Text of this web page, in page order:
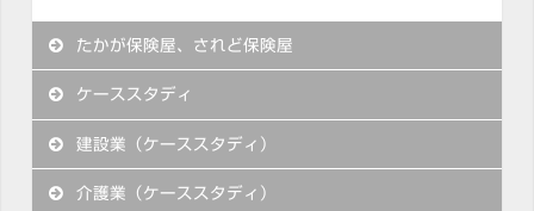
たかが保険屋、されど保険屋
ケーススタディ
建設業（ケーススタディ）
介護業（ケーススタディ）